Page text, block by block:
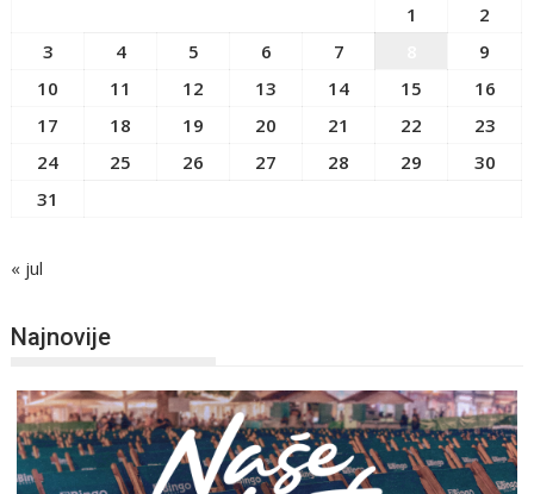
1
2
3
4 5 6 7
9
10
11 12 13 14 15
16
17
18 19 20 21 22
23
24
25 26 27 28 29
30
31
« jul
Najnovije